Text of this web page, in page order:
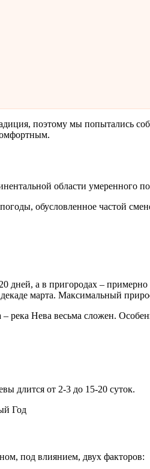
поэтому мы попытались
области
обусловленное частой
а в пригородах –
марта. Максимальный
Нева весьма сложен.
длится от 2-3 до 15-20 суток.
под влиянием, двух факторов: